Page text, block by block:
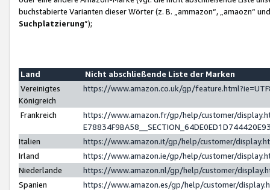
buchstabierte Varianten dieser Wörter (z. B. „ammazon“, „amaozn“
Suchplatzierung”);
Land
Nicht abschließende Liste der Marken
Vereinigtes
Königreich
https://www.amazon.co.uk/gp/
Frankreich
https://www.amazon.fr/gp/help/customer/
Italien
https://www.amazon.it/gp/help/customer/
Irland
https://www.amazon.ie/gp/help/customer/
Niederlande
https://www.amazon.nl/gp/help/customer/
Spanien
https://www.amazon.es/gp/help/customer/